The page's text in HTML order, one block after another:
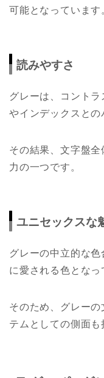
可能となっています
読みやすさ
グレーは、コント
やインデックスとの
その結果、文字盤
力の一つです。
ユニセックスな
グレーの中立的な
に愛される色となっ
そのため、グレー
テムとしての側面も